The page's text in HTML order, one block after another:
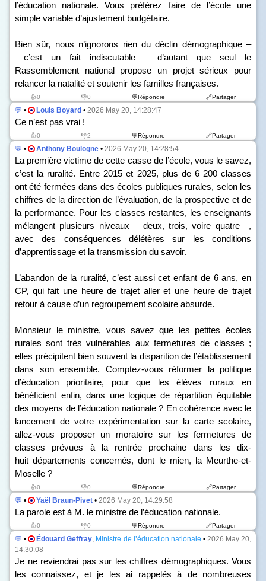
l’éducation nationale. Vous préférez faire de l’école une
simple variable d’ajustement budgétaire.
Bien sûr, nous n’ignorons rien du déclin démographique –
c’est un fait indiscutable – d’autant que seul le
Rassemblement national propose un projet sérieux pour
relancer la natalité et soutenir les familles françaises.
👍0 👎0 💬Répondre 🔗Partager
💬 • Louis Boyard • 2026 May 20, 14:28:47
Ce n’est pas vrai !
👍0 👎2 💬Répondre 🔗Partager
💬 • Anthony Boulogne • 2026 May 20, 14:28:54
La première victime de cette casse de l’école, vous le savez,
c’est la ruralité. Entre 2015 et 2025, plus de 6 200 classes
ont été fermées dans des écoles publiques rurales, selon les
chiffres de la direction de l’évaluation, de la prospective et de
la performance. Pour les classes restantes, les enseignants
mélangent plusieurs niveaux – deux, trois, voire quatre –,
avec des conséquences délétères sur les conditions
d’apprentissage et la transmission du savoir.
L’abandon de la ruralité, c’est aussi cet enfant de 6 ans, en
CP, qui fait une heure de trajet aller et une heure de trajet
retour à cause d’un regroupement scolaire absurde.
Monsieur le ministre, vous savez que les petites écoles
rurales sont très vulnérables aux fermetures de classes ;
elles précipitent bien souvent la disparition de l’établissement
dans son ensemble. Comptez-vous réformer la politique
d’éducation prioritaire, pour que les élèves ruraux en
bénéficient enfin, dans une logique de répartition équitable
des moyens de l’éducation nationale ? En cohérence avec le
lancement de votre expérimentation sur la carte scolaire,
allez-vous proposer un moratoire sur les fermetures de
classes prévues à la rentrée prochaine dans les dix-
huit départements concernés, dont le mien, la Meurthe-et-
Moselle ?
👍0 👎0 💬Répondre 🔗Partager
💬 • Yaël Braun-Pivet • 2026 May 20, 14:29:58
La parole est à M. le ministre de l’éducation nationale.
👍0 👎0 💬Répondre 🔗Partager
💬 • Édouard Geffray, Ministre de l’éducation nationale • 2026 May 20,
14:30:08
Je ne reviendrai pas sur les chiffres démographiques. Vous
les connaissez, et je les ai rappelés à de nombreuses